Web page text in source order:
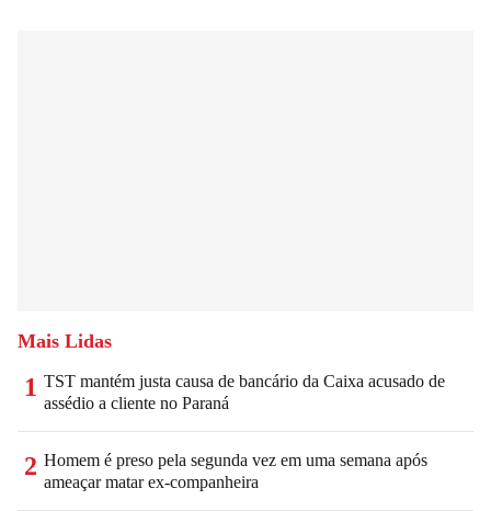
Mais Lidas
1 TST mantém justa causa de bancário da Caixa acusado de
assédio a cliente no Paraná
2 Homem é preso pela segunda vez em uma semana após
ameaçar matar ex-companheira